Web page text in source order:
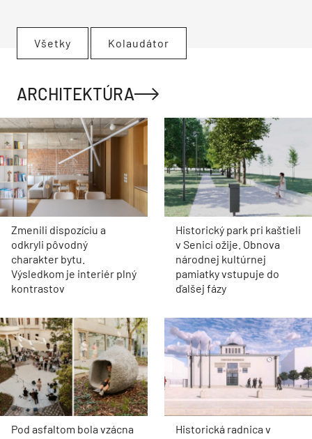
Všetky Kolaudátor
ARCHITEKTÚRA
Zmenili dispozíciu a
odkryli pôvodný
charakter bytu.
Výsledkom je interiér plný
kontrastov
Historický park pri kaštieli
v Senici ožije. Obnova
národnej kultúrnej
pamiatky vstupuje do
ďalšej fázy
Pod asfaltom bola vzácna
Historická radnica v